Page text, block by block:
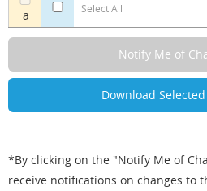
a Select All
*By clicking on the "Notify Me of
receive notifications on changes to